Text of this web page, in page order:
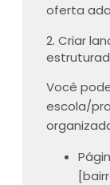
oferta
2. Criar
Você
escola/